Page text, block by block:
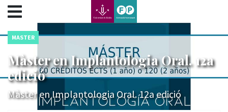
???label.access.jump.content???
???label.access.jump.header???
???label.access.jump.footer???
???label.access.jump.menu???
MASTER
Màster en Implantologia Oral. 12a
edició
Màster en Implantologia Oral. 12a edició